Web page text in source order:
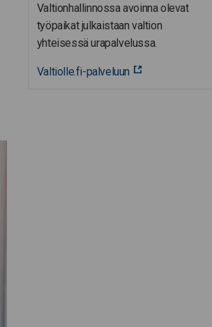
Valtionhallinnossa avoinna olevat
työpaikat julkaistaan valtion
yhteisessä urapalvelussa.
Valtiolle.fi-palveluun